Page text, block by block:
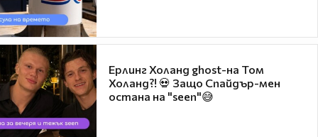
Ерлинг Холанд ghost-на Том
Холанд?! 💀 Защо Спайдър-мен
остана на "seen"😅